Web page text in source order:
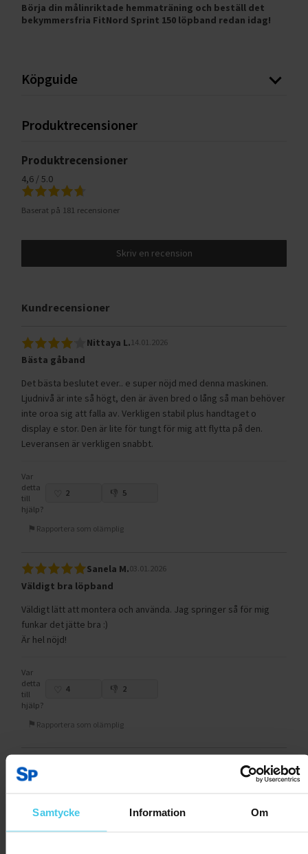
Samtycke Information Om
Börja din målinriktade hemmaträning och beställ det
bekymmersfria FitNord Sprint 150 löpband redan idag!
Köpguide
Produktrecensioner
Produktrecensioner
4,6 / 5.0
Baserat på 181 recensioner
Skriv en recension
Kundrecensioner
Nittaya L. 14.01.2026
Bästa gåband
Det bästa beslutet ever.. e super nöjd med denna maskinen.
Ljudnivå är inte så högt, den är även bred o lång så man behöver
inte oroa sig att falla av. Verkligen stabil plus handtaget o
display e stor. Den är lite för tungt för mig att flytta på den.
Leveransen är verkligen snabbt.
Var
detta
till
hjälp?
2 5
Rapportera som olämplig
Sanela M.03.01.2026
Väldigt bra löpband
Väldigt lätt att montera och använda. Jag springer så för mig
funkar det jätte bra :)
Är hel nöjd!
Var
detta
till
hjälp?
4 2
Rapportera som olämplig
Super grym
inte hur mycket smörj man ska "droppa" på bandet och var man
kan köpa mer.